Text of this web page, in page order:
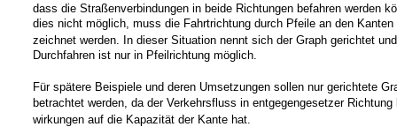
dass die Straßenverbindungen in beide Richtungen befahren werden
dies nicht möglich, muss die Fahrtrichtung durch Pfeile an den Kanten
zeichnet werden. In dieser Situation nennt sich der Graph gerichtet
Durchfahren ist nur in Pfeilrichtung möglich.
Für spätere Beispiele und deren Umsetzungen sollen nur gerichtete
betrachtet werden, da der Verkehrsfluss in entgegengesetzer Richtung
wirkungen auf die Kapazität der Kante hat.